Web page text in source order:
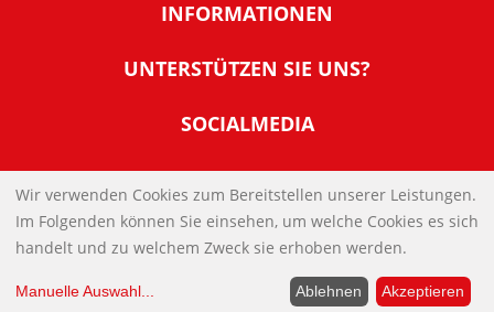
INFORMATIONEN
Warum NachDenkSeiten
Tipps zur Nutzung der NachDenkSeiten
Banner und E-Mail-Signaturen
Links
Kontakt
Impressum
UNTERSTÜTZEN SIE UNS?
Werden Sie Fördermitglied
Spenden Sie Online
SOCIALMEDIA
IMPRESSUM
DATENSCHUTZERKLÄRUNG
Wir verwenden Cookies zum Bereitstellen unserer Leistungen.
Im Folgenden können Sie einsehen, um welche Cookies es sich
handelt und zu welchem Zweck sie erhoben werden.
Manuelle Auswahl... Ablehnen Akzeptieren